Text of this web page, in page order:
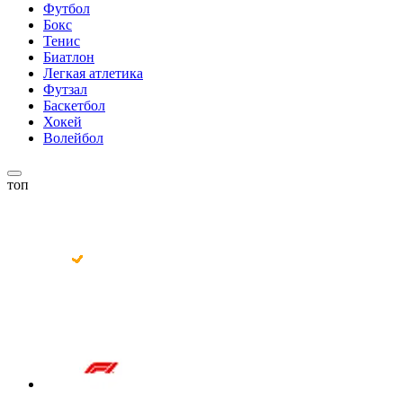
Футбол
Бокс
Тенис
Биатлон
Легкая атлетика
Футзал
Баскетбол
Хокей
Волейбол
топ